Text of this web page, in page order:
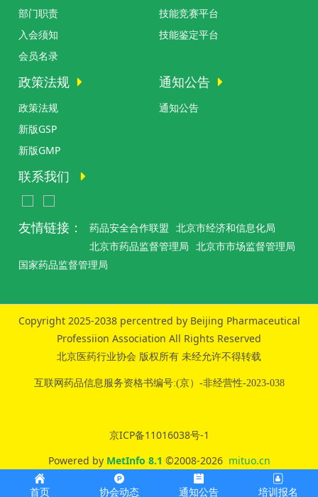
部门职责
入会须知
会员名录
技能竞赛平台
技能鉴定平台
政策法规
政策法规
新版GSP
新版GMP
通知公告
通知公告
联系我们
友情链接： 药品安全合作联盟 北京市经济和信息化局
北京市药品监督管理局 北京市市场监督管理局
国家药品监督管理局
Copyright 2025-2038 percentred by Beijing Pharmaceutical
Professiion Association All Rights Reserved
北京医药行业协会 版权所有 未经允许不得转载
互联网药品信息服务资格书编号:(京）-非经营性-2023-038
京ICP备11016038号-1
Powered by MetInfo 8.1 ©2008-2026 mituo.cn
首页 协会动态 通知公告 培训报名